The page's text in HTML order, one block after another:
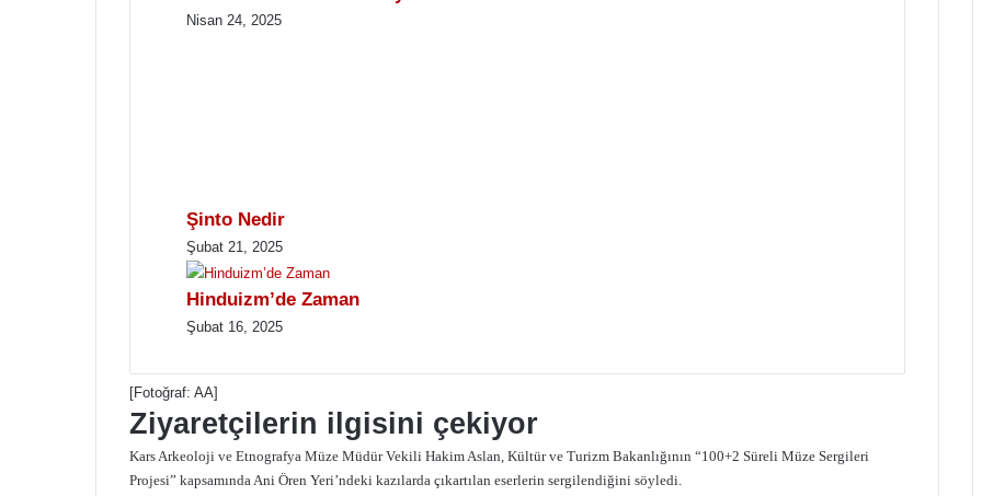
Nisan 24, 2025
Şinto Nedir
Şubat 21, 2025
Hinduizm’de Zaman
Şubat 16, 2025
[Fotoğraf: AA]
Ziyaretçilerin ilgisini çekiyor
Kars Arkeoloji ve Etnografya Müze Müdür Vekili Hakim Aslan, Kültür ve Turizm Bakanlığının “100+2 Süreli Müze Sergileri
Projesi” kapsamında Ani Ören Yeri’ndeki kazılarda çıkartılan eserlerin sergilendiğini söyledi.